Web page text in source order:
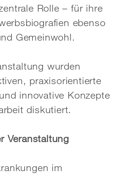
Rolle – für ihre
ebenso
Gemeinwohl.
wurden
praxisorientierte
innovative Konzepte
diskutiert.
Veranstaltung
im